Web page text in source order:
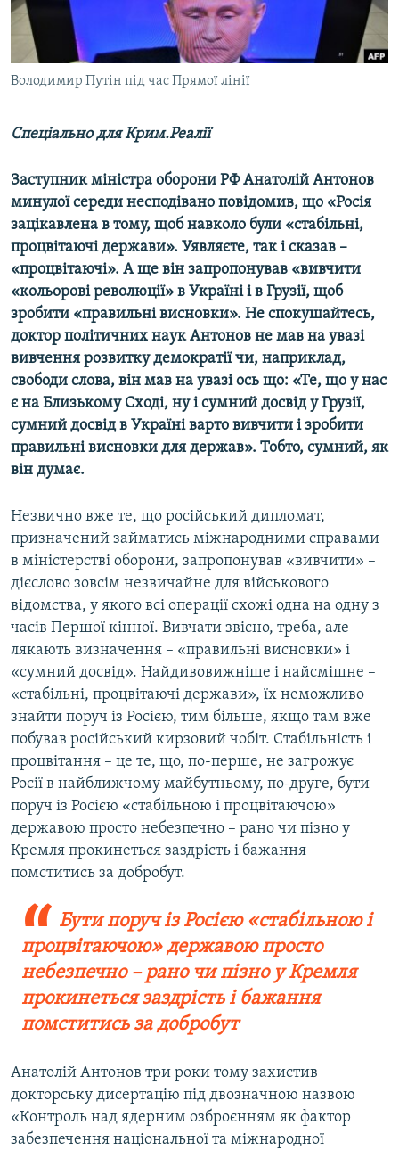
ВІДЕОУРОКИ «ELIFBE»
СВІДЧЕННЯ ОКУПАЦІЇ
УКРАЇНСЬКА ПРОБЛЕМА КРИМУ
Русский
Qırımtatar
Усі сайти RFE/RL
Володимир Путін під час Прямої лінії
Спеціально для Крим.Реалії
Заступник міністра оборони РФ Анатолій Антонов
минулої середи несподівано повідомив, що «Росія
зацікавлена в тому, щоб навколо були «стабільні,
процвітаючі держави». Уявляєте, так і сказав –
«процвітаючі». А ще він запропонував «вивчити
«кольорові революції» в Україні і в Грузії, щоб
зробити «правильні висновки». Не спокушайтесь,
доктор політичних наук Антонов не мав на увазі
вивчення розвитку демократії чи, наприклад,
свободи слова, він мав на увазі ось що: «Те, що у нас
є на Близькому Сході, ну і сумний досвід у Грузії,
сумний досвід в Україні варто вивчити і зробити
правильні висновки для держав». Тобто, сумний, як
він думає.
Незвично вже те, що російський дипломат,
призначений займатись міжнародними справами
в міністерстві оборони, запропонував «вивчити» –
дієслово зовсім незвичайне для військового
відомства, у якого всі операції схожі одна на одну з
часів Першої кінної. Вивчати звісно, треба, але
лякають визначення – «правильні висновки» і
«сумний досвід». Найдивовижніше і найсмішне –
«стабільні, процвітаючі держави», їх неможливо
знайти поруч із Росією, тим більше, якщо там вже
побував російський кирзовий чобіт. Стабільність і
процвітання – це те, що, по-перше, не загрожує
Росії в найближчому майбутньому, по-друге, бути
поруч із Росією «стабільною і процвітаючою»
державою просто небезпечно – рано чи пізно у
Кремля прокинеться заздрість і бажання
помститись за добробут.
Бути поруч із Росією «стабільною і
процвітаючою» державою просто
небезпечно – рано чи пізно у Кремля
прокинеться заздрість і бажання
помститись за добробут
Анатолій Антонов три роки тому захистив
докторську дисертацію під двозначною назвою
«Контроль над ядерним озброєнням як фактор
забезпечення національної та міжнародної